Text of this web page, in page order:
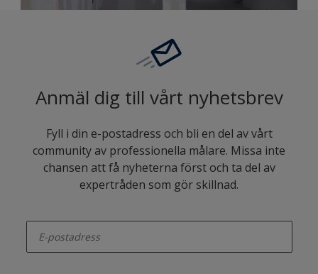
Anmäl dig till vårt nyhetsbrev
Fyll i din e-postadress och bli en del av vårt
community av professionella målare. Missa inte
chansen att få nyheterna först och ta del av
expertråden som gör skillnad.